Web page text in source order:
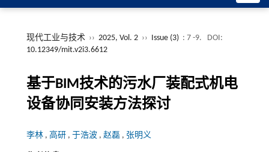
现代工业与技术 ›› 2025, Vol. 2 ›› Issue (3) : 7 -9.
DOI:
10.12349/mit.v2i3.6612
基于BIM技术的污水厂装配式机电
设备协同安装方法探讨
李林 , 高研 , 于浩波 , 赵磊 , 张明义